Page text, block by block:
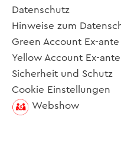
Datenschutz
Hinweise zum
Green Account Ex-
Yellow Account Ex-
Sicherheit und Schutz
Cookie Einstellungen
Webshow